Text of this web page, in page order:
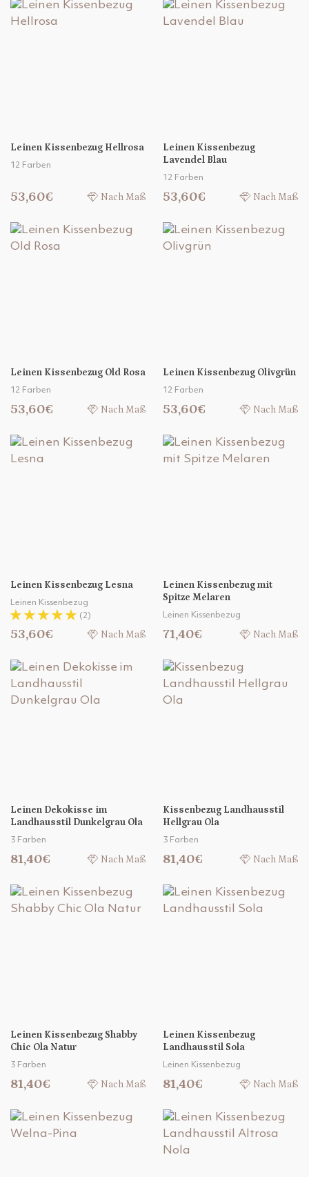
Leinen Kissenbezug Hellrosa
12 Farben
53,60€ Nach Maß
Leinen Kissenbezug
Lavendel Blau
12 Farben
53,60€ Nach Maß
Leinen Kissenbezug Old Rosa
12 Farben
53,60€ Nach Maß
Leinen Kissenbezug Olivgrün
12 Farben
53,60€ Nach Maß
Leinen Kissenbezug Lesna
Leinen Kissenbezug
(2)
53,60€ Nach Maß
Leinen Kissenbezug mit
Spitze Melaren
Leinen Kissenbezug
71,40€ Nach Maß
Leinen Dekokisse im
Landhausstil Dunkelgrau Ola
3 Farben
81,40€ Nach Maß
Kissenbezug Landhausstil
Hellgrau Ola
3 Farben
81,40€ Nach Maß
Leinen Kissenbezug Shabby
Chic Ola Natur
3 Farben
81,40€ Nach Maß
Leinen Kissenbezug
Landhausstil Sola
Leinen Kissenbezug
81,40€ Nach Maß